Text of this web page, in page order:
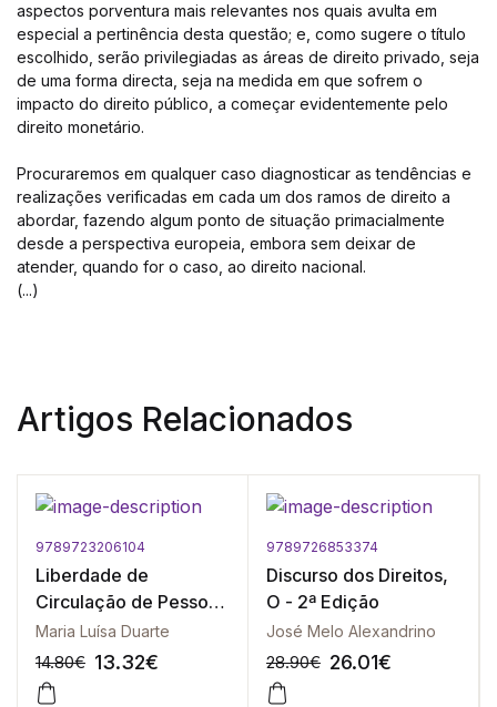
aspectos porventura mais relevantes nos quais avulta em
especial a pertinência desta questão; e, como sugere o título
escolhido, serão privilegiadas as áreas de direito privado, seja
de uma forma directa, seja na medida em que sofrem o
impacto do direito público, a começar evidentemente pelo
direito monetário.
Procuraremos em qualquer caso diagnosticar as tendências e
realizações verificadas em cada um dos ramos de direito a
abordar, fazendo algum ponto de situação primacialmente
desde a perspectiva europeia, embora sem deixar de
atender, quando for o caso, ao direito nacional.
(...)
Artigos Relacionados
9789723206104
Liberdade de
Circulação de Pessoas
e a Ordem Pública no
Direito Comunitário, A
Maria Luísa Duarte
14.80€ 13.32€
9789726853374
Discurso dos Direitos,
O - 2ª Edição
José Melo Alexandrino
28.90€ 26.01€